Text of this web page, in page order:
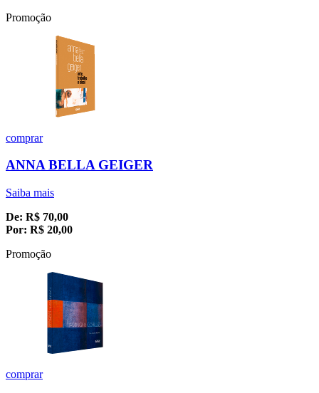
Promoção
comprar
ANNA BELLA GEIGER
Saiba mais
De: R$ 70,00
Por: R$ 20,00
Promoção
comprar